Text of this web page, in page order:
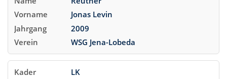
Jonas Levin
2009
WSG Jena-Lobeda
LK